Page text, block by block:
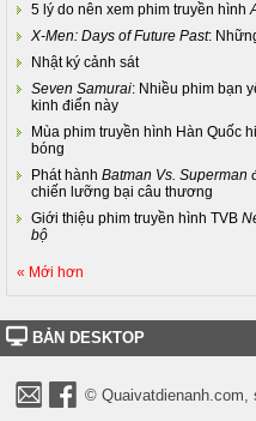
5 lý do nên xem phim truyền hình
X-Men: Days of Future Past:
Nhật ký cảnh sát
Seven Samurai: Nhiều phim bạn
kinh điển này
Mùa phim truyền hình Hàn Quốc
bóng
Phát hành Batman Vs. Superman
chiến lưỡng bại câu thương
Giới thiệu phim truyền hình TVB
bộ
« Mới hơn
BẢN DESKTOP
© Quaivatdienanh.com,